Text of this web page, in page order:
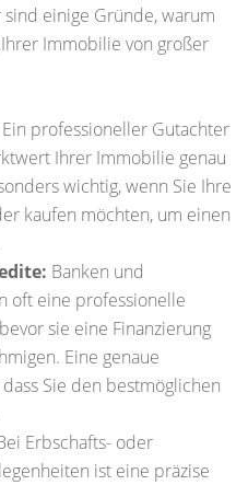
einige Gründe, warum
Immobilie von großer
Ein professioneller Gutachter
Ihrer Immobilie genau
wichtig, wenn Sie Ihre
kaufen möchten, um einen
Banken und
oft eine professionelle
sie eine Finanzierung
Eine genaue
Sie den bestmöglichen
Erbschafts- oder
ist eine präzise